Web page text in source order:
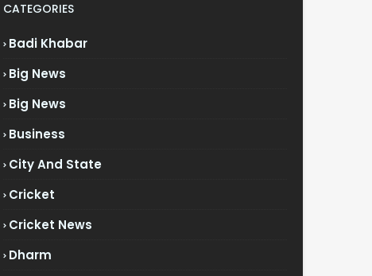
CATEGORIES
Badi Khabar
Big News
Big News
Business
City And State
Cricket
Cricket News
Dharm